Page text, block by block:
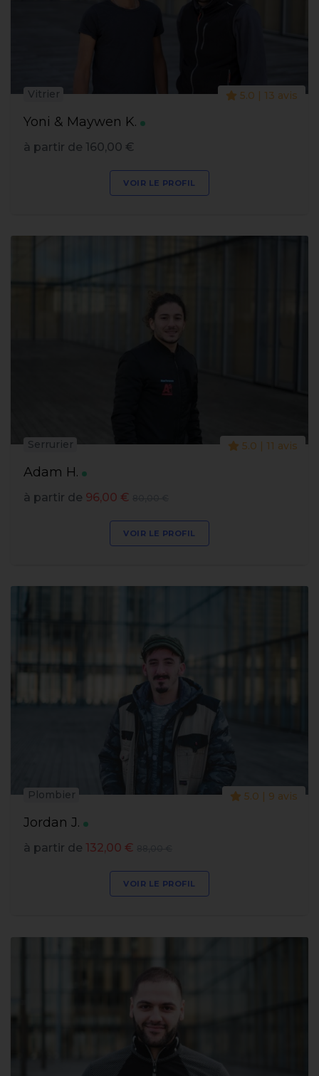
Yoni & Maywen K.
Vitrier 5.0 | 13 avis
à partir de 160,00 €
VOIR LE PROFIL
Adam H.
Serrurier 5.0 | 11 avis
à partir de 96,00 €
VOIR LE PROFIL
Jordan J.
Plombier 5.0 | 9 avis
à partir de 132,00 €
VOIR LE PROFIL